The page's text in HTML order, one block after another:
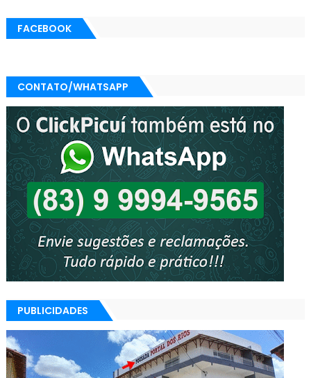
FACEBOOK
CONTATO/WHATSAPP
PUBLICIDADES